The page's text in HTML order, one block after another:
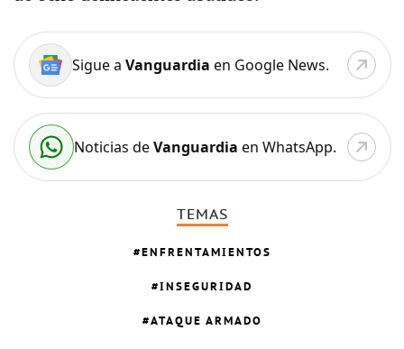
Sigue a Vanguardia en Google News.
Noticias deVanguardia en WhatsApp.
TEMAS
ENFRENTAMIENTOS
INSEGURIDAD
ATAQUE ARMADO